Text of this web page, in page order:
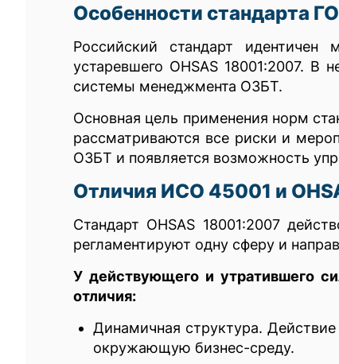
Особенности стандарта
Российский стандарт
устаревшего OHSAS 18001:2007.
системы менеджмента ОЗБТ.
Основная цель применения норм
рассматриваются все риски и
ОЗБТ и появляется возможность
Отличия ИСО 45001 и
Стандарт OHSAS 18001:2007
регламентируют одну сферу и
У действующего и утратившего
отличия:
Динамичная структура.
окружающую бизнес-среду.